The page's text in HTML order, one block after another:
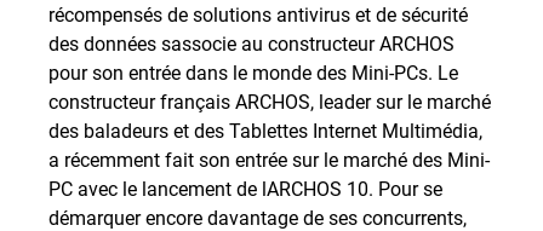
récompensés de solutions antivirus et de sécurité
des données sassocie au constructeur ARCHOS
pour son entrée dans le monde des Mini-PCs. Le
constructeur français ARCHOS, leader sur le marché
des baladeurs et des Tablettes Internet Multimédia,
a récemment fait son entrée sur le marché des Mini-
PC avec le lancement de lARCHOS 10. Pour se
démarquer encore davantage de ses concurrents,